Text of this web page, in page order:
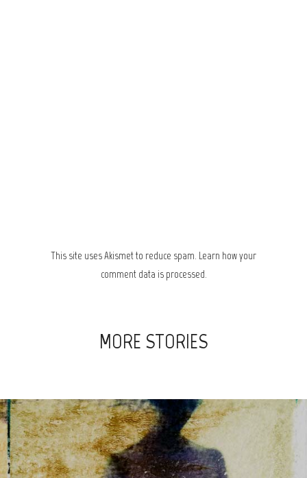
This site uses Akismet to reduce spam. Learn how your
comment data is processed.
MORE STORIES